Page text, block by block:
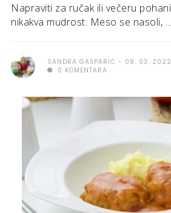
Napraviti za ručak ili večeru
nikakva mudrost. Meso se nasoli, ...
SANDRA GAŠPARIĆ
08. 03.
0 KOMENTARA